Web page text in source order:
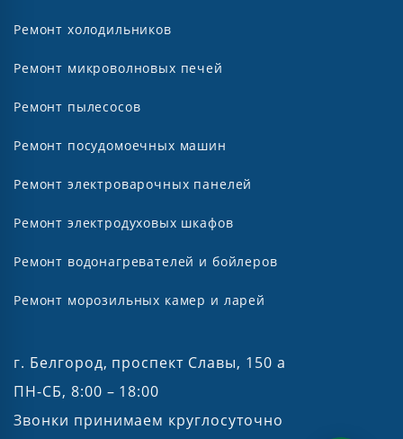
Ремонт холодильников
Ремонт микроволновых печей
Ремонт пылесосов
Ремонт посудомоечных машин
Ремонт электроварочных панелей
Ремонт электродуховых шкафов
Ремонт водонагревателей и бойлеров
Ремонт морозильных камер и ларей
г. Белгород, проспект Славы, 150 а
ПН-СБ, 8:00 – 18:00
Звонки принимаем круглосуточно